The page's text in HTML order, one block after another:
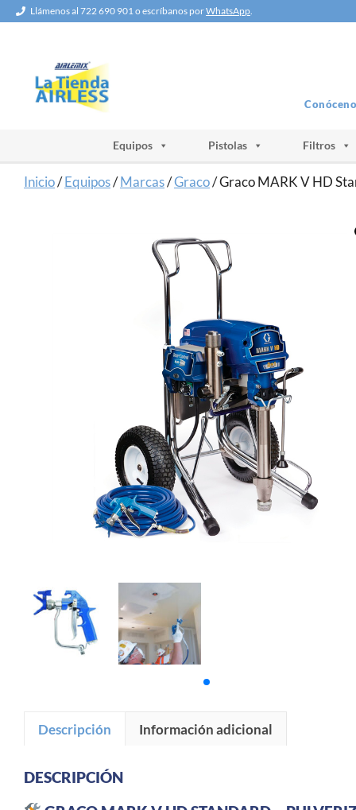
SaltarLlámenos al 722 690 901 o escríbanos porWhatsApp.
Equipos Pistolas Filtros
Inicio/Equipos/Marcas/Graco/ Graco MARK V HD
Descripción Información adicional
DESCRIPCIÓN